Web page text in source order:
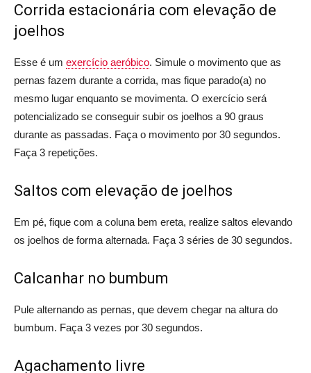
Corrida estacionária com elevação de
joelhos
Esse é um exercício aeróbico. Simule o movimento que as
pernas fazem durante a corrida, mas fique parado(a) no
mesmo lugar enquanto se movimenta. O exercício será
potencializado se conseguir subir os joelhos a 90 graus
durante as passadas. Faça o movimento por 30 segundos.
Faça 3 repetições.
Saltos com elevação de joelhos
Em pé, fique com a coluna bem ereta, realize saltos elevando
os joelhos de forma alternada. Faça 3 séries de 30 segundos.
Calcanhar no bumbum
Pule alternando as pernas, que devem chegar na altura do
bumbum. Faça 3 vezes por 30 segundos.
Agachamento livre